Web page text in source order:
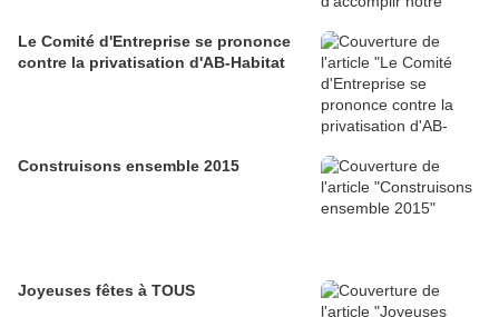
Le Comité d'Entreprise se prononce
contre la privatisation d'AB-Habitat
Construisons ensemble 2015
Joyeuses fêtes à TOUS